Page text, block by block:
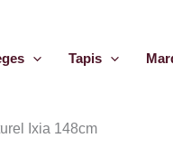
Tapis
Ixia 148cm